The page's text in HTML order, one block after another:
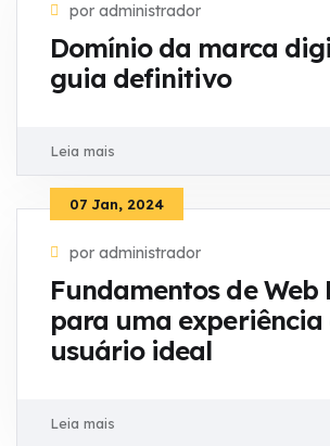
por administrador
Domínio da marca
guia definitivo
Leia mais
07 Jan, 2024
por administrador
Fundamentos de Web
para uma experiência
usuário ideal
Leia mais